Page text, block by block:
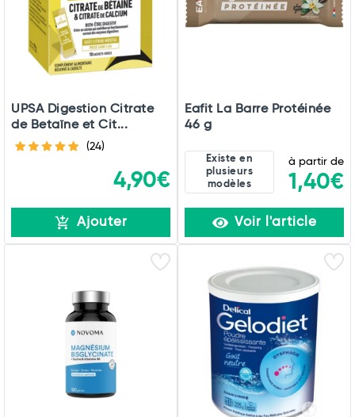
UPSA Digestion Citrate
de Betaïne et Cit...
(24)
4,90€
Ajouter
Eafit La Barre Protéinée
46 g
Existe en
plusieurs
modèles
à partir de
1,40€
Voir l'article